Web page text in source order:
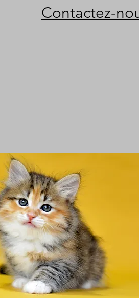
Contactez-